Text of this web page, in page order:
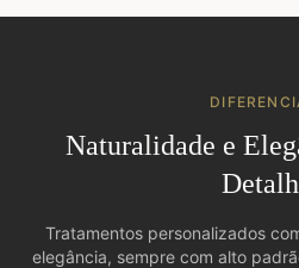
Naturalidade e
Tratamentos personalizados
elegância, sempre com alto